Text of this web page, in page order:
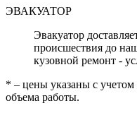
ЭВАКУАТОР
Эвакуатор
происшествия до
кузовной ремонт -
* – цены указаны с
объема работы.